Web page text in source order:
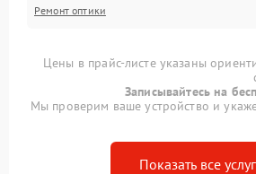
Ремонт оптики
Цены в прайс-листе указаны
Записывайтесь на
Мы проверим ваше устройство и
Показать все